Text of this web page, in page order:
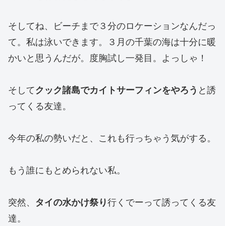
そしてね、ビーチまで３分のロケーションなんだっ
て。私は泳いできます。３月の千葉の海は十分に暖
かいと思うんだが。度胸試し一発目。よっしゃ！
そしてクック諸島でカイトサーフィンをやろう と誘
ってくる友達。
今年の私の勢いだと、これも行っちゃう気がする。
もう誰にもとめられない私。
突然、 タイの水かけ祭り行くでーって誘ってくる友
達。